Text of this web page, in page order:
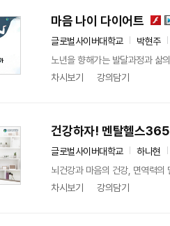
마음 나이 다이어트
글로벌사이버대학교
박현주
노년을 향해가는 발달과정과 삶
차시보기
강의담기
건강하자! 멘탈헬스365
글로벌사이버대학교
하나현
뇌건강과 마음의 건강, 면역력의
차시보기
강의담기